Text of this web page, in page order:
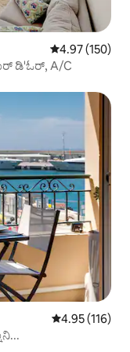
5 ರಲ್ಲಿ 4.97
4.97 (150)
ಡಿ'ಓರ್, A/C
5 ರಲ್ಲಿ 4.95
4.95 (116)